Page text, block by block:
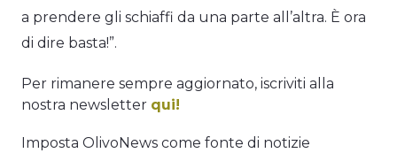
a prendere gli schiaffi da una parte all’altra. È ora
di dire basta!”.
Per rimanere sempre aggiornato, iscriviti alla
nostra newsletter qui!
Imposta OlivoNews come fonte di notizie